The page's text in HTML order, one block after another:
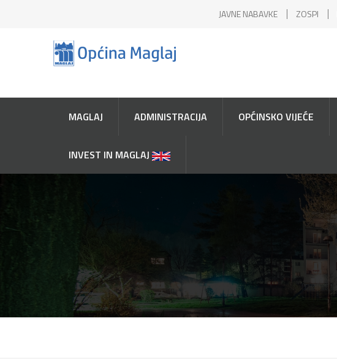
JAVNE NABAVKE ZOSPI
MAGLAJ ADMINISTRACIJA OPĆINSKO VIJEĆE
INVEST IN MAGLAJ